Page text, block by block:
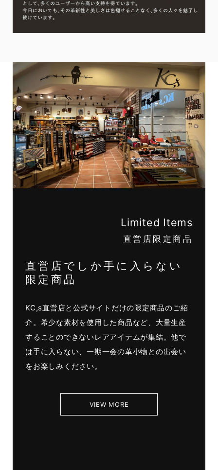
Limited Items
直営店限定商品
直営店でしか手に入らない
限定商品
KC,s直営店と公式サイトだけの限定商品のご紹
介。希少な素材を使用した商品など、大量生産
することのできないレアアイテムが集結。他で
は手に入らない、一期一会の革小物との出会い
をお楽しみください。
VIEW MORE